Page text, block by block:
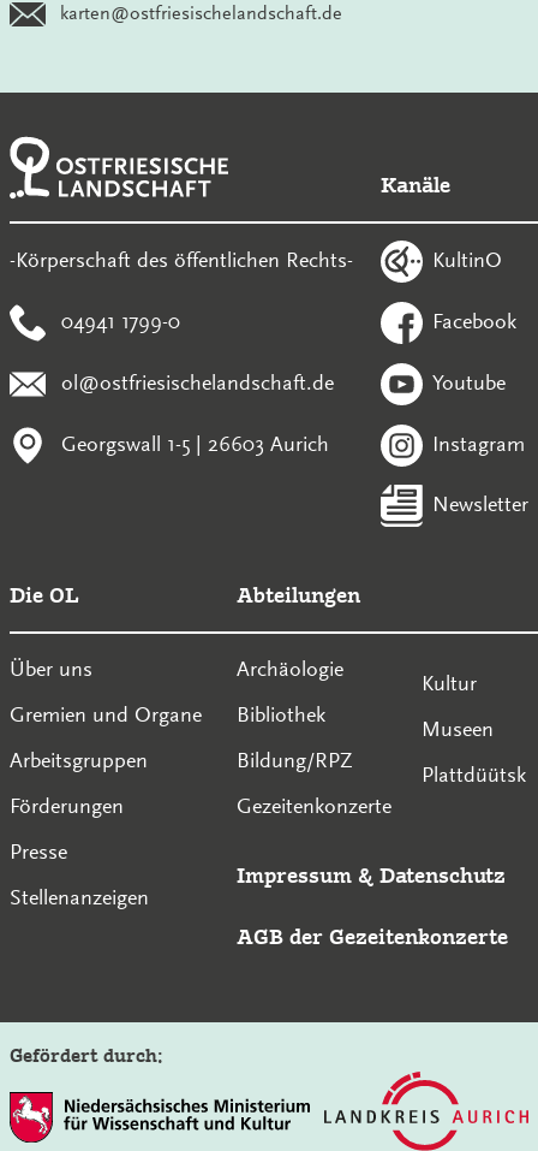
karten@ostfriesischelandschaft.de
-Körperschaft des öffentlichen Rechts-
04941 1799-0
ol@ostfriesischelandschaft.de
Georgswall 1-5 | 26603 Aurich
Kanäle
KultinO
Facebook
Youtube
Instagram
Newsletter
Die OL
Über uns
Gremien und Organe
Arbeitsgruppen
Förderungen
Presse
Stellenanzeigen
Abteilungen
Archäologie
Bibliothek
Bildung/RPZ
Gezeitenkonzerte
Kultur
Museen
Plattdüütsk
Impressum & Datenschutz
AGB der Gezeitenkonzerte
Gefördert durch: